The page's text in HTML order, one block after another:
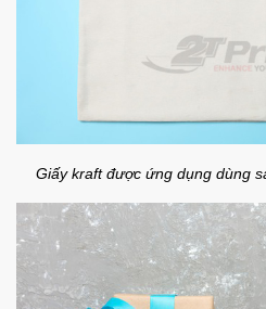
Giấy kraft được ứng dụng dùng